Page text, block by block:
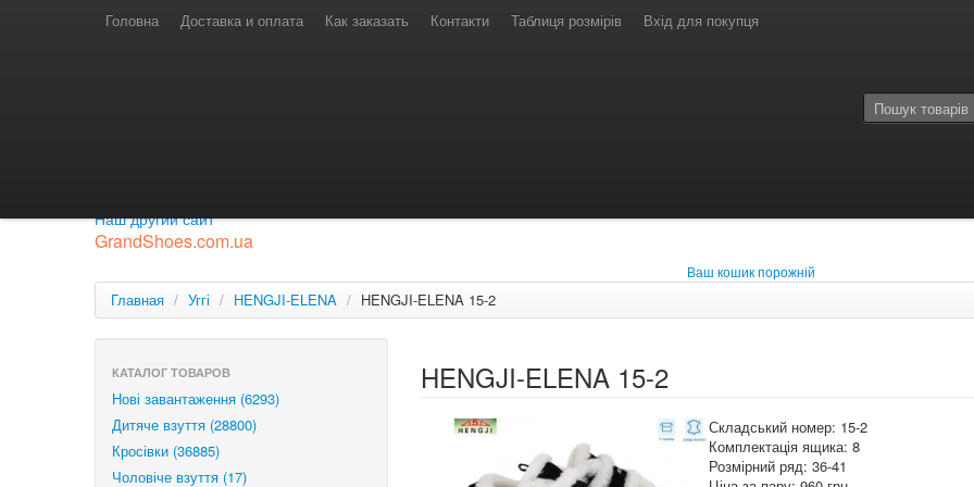
Головна Доставка и оплата Как заказать Контакти Таблиця розмірів Вхід для покупця
Лайф: (063) 527-76-88 МТС: (050) 967-41-33
Наш другий сайт
GrandShoes.com.ua
Ваш кошик порожній
Главная / Уггі / HENGJI-ELENA / HENGJI-ELENA 15-2
КАТАЛОГ ТОВАРОВ
Нові завантаження (6293)
Дитяче взуття (28800)
Кросівки (36885)
Чоловіче взуття (17)
HENGJI-ELENA 15-2
Складський номер: 15-2
Комплектація ящика: 8
Розмірний ряд: 36-41